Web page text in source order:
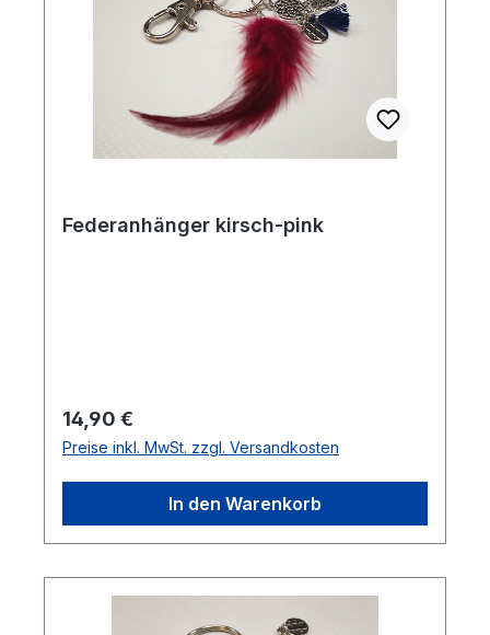
Federanhänger kirsch-pink
Regulärer Preis:
14,90 €
Preise inkl. MwSt. zzgl. Versandkosten
In den Warenkorb